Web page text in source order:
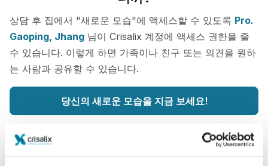
상담 후 집에서 "새로운 모습"에 액세스할 수 있도록 Pro.
Gaoping, Jhang 님이 Crisalix 계정에 액세스 권한을 줄
수 있습니다. 이렇게 하면 가족이나 친구 또는 의견을 원하
는 사람과 공유할 수 있습니다.
당신의 새로운 모습을 지금 보세요!